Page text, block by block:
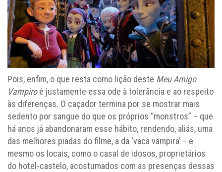
Pois, enfim, o que resta como lição deste Meu Amigo
Vampiroé justamente essa ode à tolerância e ao respeito
às diferenças. O caçador termina por se mostrar mais
sedento por sangue do que os próprios “monstros” – que
há anos já abandonaram esse hábito, rendendo, aliás, uma
das melhores piadas do filme, a da ‘vaca vampira’ – e
mesmo os locais, como o casal de idosos, proprietários
do hotel-castelo, acostumados com as presenças dessas